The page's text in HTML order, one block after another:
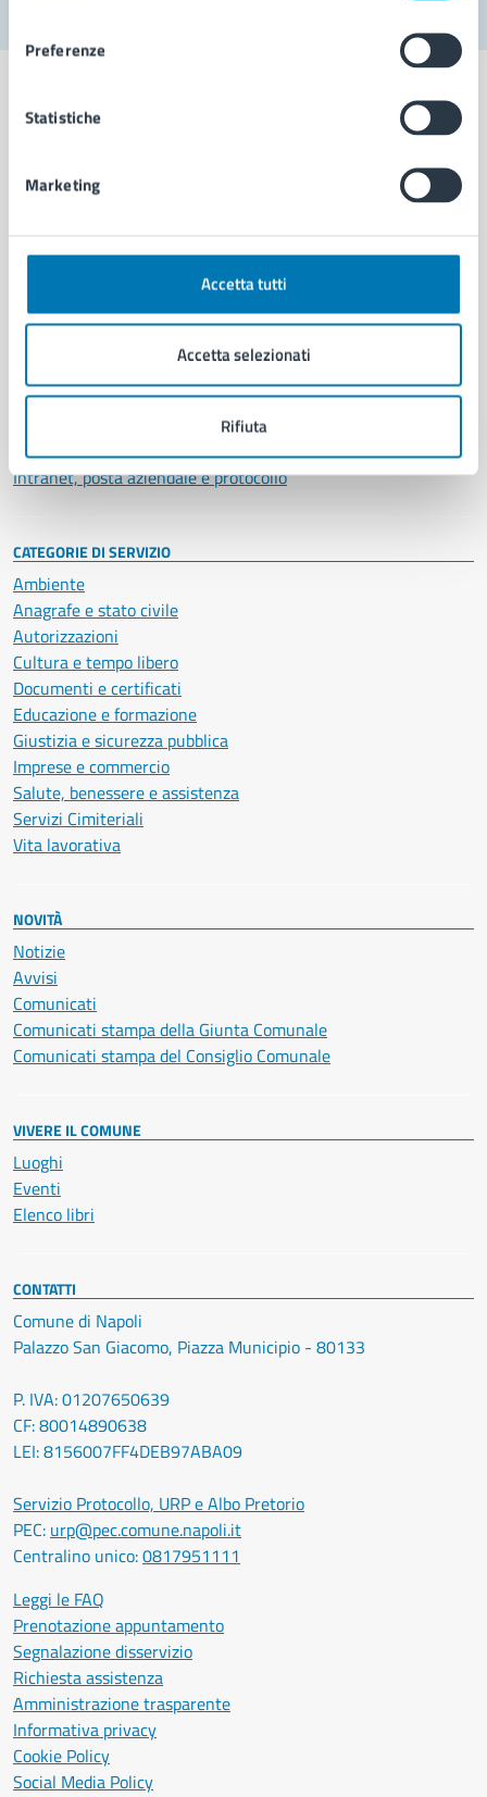
Preferenze
Statistiche
Marketing
Accetta tutti
Accetta selezionati
Rifiuta
Municipalità
Politici
Documenti e dati
Intranet, posta aziendale e protocollo
CATEGORIE DI SERVIZIO
Ambiente
Anagrafe e stato civile
Autorizzazioni
Cultura e tempo libero
Documenti e certificati
Educazione e formazione
Giustizia e sicurezza pubblica
Imprese e commercio
Salute, benessere e assistenza
Servizi Cimiteriali
Vita lavorativa
NOVITÀ
Notizie
Avvisi
Comunicati
Comunicati stampa della Giunta Comunale
Comunicati stampa del Consiglio Comunale
VIVERE IL COMUNE
Luoghi
Eventi
Elenco libri
CONTATTI
Comune di Napoli
Palazzo San Giacomo, Piazza Municipio - 80133
P. IVA: 01207650639
CF: 80014890638
LEI: 8156007FF4DEB97ABA09
Servizio Protocollo, URP e Albo Pretorio
PEC: urp@pec.comune.napoli.it
Centralino unico:0817951111
Leggi le FAQ
Prenotazione appuntamento
Segnalazione disservizio
Richiesta assistenza
Amministrazione trasparente
Informativa privacy
Cookie Policy
Social Media Policy